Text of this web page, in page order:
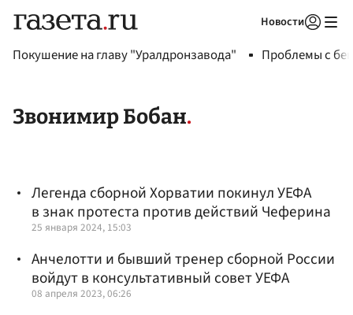
Новости
Покушение на главу "Уралдронзавода" Проблемы с
Звонимир Бобан
Легенда сборной Хорватии покинул УЕФА
в знак протеста против действий Чеферина
25 января 2024, 15:03
Анчелотти и бывший тренер сборной России
войдут в консультативный совет УЕФА
08 апреля 2023, 06:26